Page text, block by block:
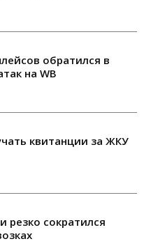
обратился в
на WB
квитанции за ЖКУ
резко сократился